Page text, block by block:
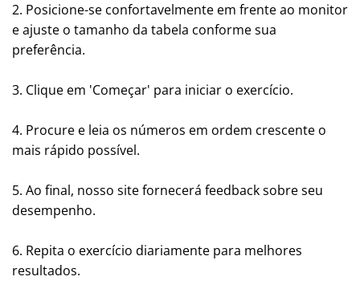
2. Posicione-se confortavelmente em frente ao monitor
e ajuste o tamanho da tabela conforme sua
preferência.
3. Clique em 'Começar' para iniciar o exercício.
4. Procure e leia os números em ordem crescente o
mais rápido possível.
5. Ao final, nosso site fornecerá feedback sobre seu
desempenho.
6. Repita o exercício diariamente para melhores
resultados.